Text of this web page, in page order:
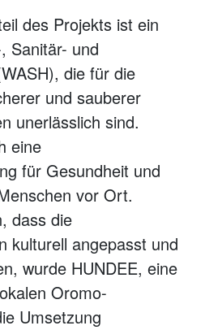
des Projekts ist ein
Sanitär- und
die für die
und sauberer
unerlässlich sind.
eine
für Gesundheit und
vor Ort.
dass die
kulturell angepasst und
wurde HUNDEE, eine
Oromo-
Umsetzung